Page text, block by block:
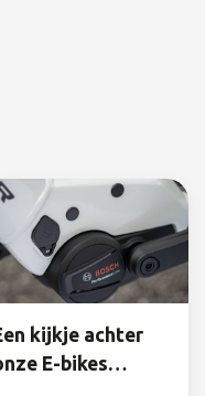
kijkje achter
E-bikes